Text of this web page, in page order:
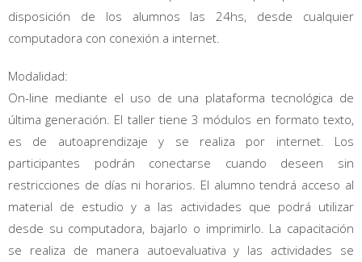
disposición de los alumnos las 24hs, desde cualquier
computadora con conexión a internet.
Modalidad:
On-line mediante el uso de una plataforma tecnológica de
última generación. El taller tiene 3 módulos en formato texto,
es de autoaprendizaje y se realiza por internet. Los
participantes podrán conectarse cuando deseen sin
restricciones de días ni horarios. El alumno tendrá acceso al
material de estudio y a las actividades que podrá utilizar
desde su computadora, bajarlo o imprimirlo. La capacitación
se realiza de manera autoevaluativa y las actividades se